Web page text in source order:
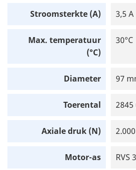
Stroomsterkte (A) 3,5 A
Max. temperatuur
(°C)
30°C
Diameter 97
Toerental
Axiale druk (N)
Motor-as RVS